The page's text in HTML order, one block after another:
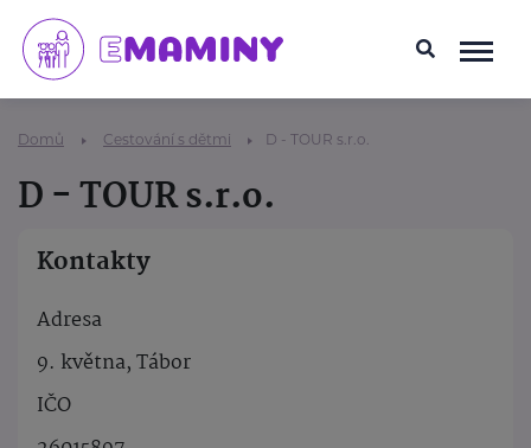
Domů Cestování s dětmi D - TOUR s.r.o.
D - TOUR s.r.o.
Kontakty
Adresa
9. května, Tábor
IČO